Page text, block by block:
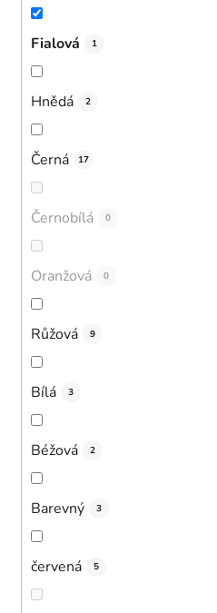
Fialová 1
Hnědá 2
Černá 17
Černobílá 0
Oranžová 0
Růžová 9
Bílá 3
Béžová 2
Barevný 3
červená 5